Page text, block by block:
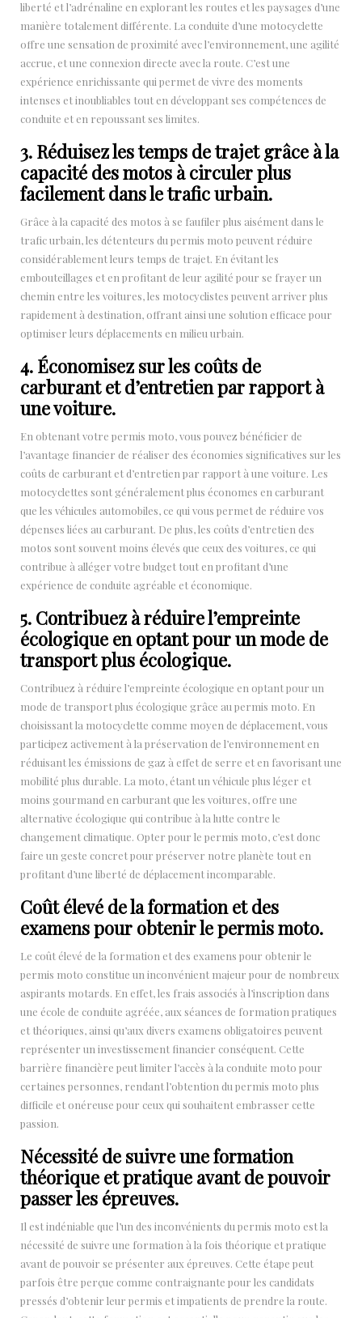
liberté et l’adrénaline en explorant les routes et les paysages d’une
manière totalement différente. La conduite d’une motocyclette
offre une sensation de proximité avec l’environnement, une agilité
accrue, et une connexion directe avec la route. C’est une
expérience enrichissante qui permet de vivre des moments
intenses et inoubliables tout en développant ses compétences de
conduite et en repoussant ses limites.
3. Réduisez les temps de trajet grâce à la
capacité des motos à circuler plus
facilement dans le trafic urbain.
Grâce à la capacité des motos à se faufiler plus aisément dans le
trafic urbain, les détenteurs du permis moto peuvent réduire
considérablement leurs temps de trajet. En évitant les
embouteillages et en profitant de leur agilité pour se frayer un
chemin entre les voitures, les motocyclistes peuvent arriver plus
rapidement à destination, offrant ainsi une solution efficace pour
optimiser leurs déplacements en milieu urbain.
4. Économisez sur les coûts de
carburant et d’entretien par rapport à
une voiture.
En obtenant votre permis moto, vous pouvez bénéficier de
l’avantage financier de réaliser des économies significatives sur les
coûts de carburant et d’entretien par rapport à une voiture. Les
motocyclettes sont généralement plus économes en carburant
que les véhicules automobiles, ce qui vous permet de réduire vos
dépenses liées au carburant. De plus, les coûts d’entretien des
motos sont souvent moins élevés que ceux des voitures, ce qui
contribue à alléger votre budget tout en profitant d’une
expérience de conduite agréable et économique.
5. Contribuez à réduire l’empreinte
écologique en optant pour un mode de
transport plus écologique.
Contribuez à réduire l’empreinte écologique en optant pour un
mode de transport plus écologique grâce au permis moto. En
choisissant la motocyclette comme moyen de déplacement, vous
participez activement à la préservation de l’environnement en
réduisant les émissions de gaz à effet de serre et en favorisant une
mobilité plus durable. La moto, étant un véhicule plus léger et
moins gourmand en carburant que les voitures, offre une
alternative écologique qui contribue à la lutte contre le
changement climatique. Opter pour le permis moto, c’est donc
faire un geste concret pour préserver notre planète tout en
profitant d’une liberté de déplacement incomparable.
Coût élevé de la formation et des
examens pour obtenir le permis moto.
Le coût élevé de la formation et des examens pour obtenir le
permis moto constitue un inconvénient majeur pour de nombreux
aspirants motards. En effet, les frais associés à l’inscription dans
une école de conduite agréée, aux séances de formation pratiques
et théoriques, ainsi qu’aux divers examens obligatoires peuvent
représenter un investissement financier conséquent. Cette
barrière financière peut limiter l’accès à la conduite moto pour
certaines personnes, rendant l’obtention du permis moto plus
difficile et onéreuse pour ceux qui souhaitent embrasser cette
passion.
Nécessité de suivre une formation
théorique et pratique avant de pouvoir
passer les épreuves.
Il est indéniable que l’un des inconvénients du permis moto est la
nécessité de suivre une formation à la fois théorique et pratique
avant de pouvoir se présenter aux épreuves. Cette étape peut
parfois être perçue comme contraignante pour les candidats
pressés d’obtenir leur permis et impatients de prendre la route.